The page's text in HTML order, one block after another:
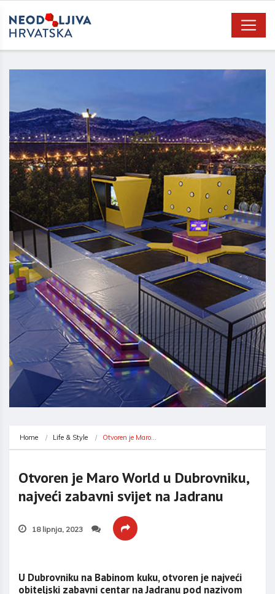
Home Life & Style Otvoren je Maro…
Otvoren je Maro World u Dubrovniku,
najveći zabavni svijet na Jadranu
18 lipnja, 2023
U Dubrovniku na Babinom kuku, otvoren je najveći
obiteljski zabavni centar na Jadranu pod nazivom